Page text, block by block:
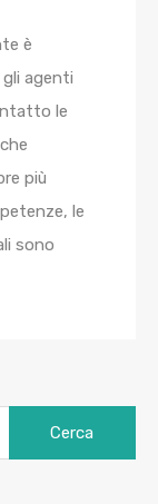
è
agenti
le
più
le
sono